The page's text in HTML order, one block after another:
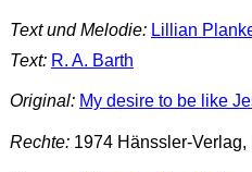
Text und Melodie: Lillian
Text: R. A. Barth
Original: My desire to be like
Rechte:1974 Hänssler-Verlag,